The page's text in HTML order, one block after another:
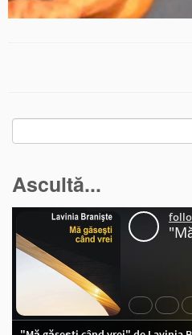
Caută
după:
Ascultă...